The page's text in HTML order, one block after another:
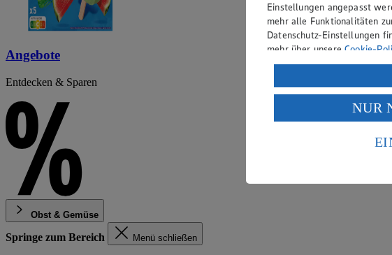
Angebote
Entdecken & Sparen
Obst & Gemüse
Springe zum Bereich Menü schließen
Einstellungen angepasst
mehr alle Funktionalitäten
Datenschutz-Einstellungen
mehr über unsereCookie-
Verarbeitung deiner
Wenn du auf „Aktivieren“
ein, dass deine Daten in
einem nach europäischen
Risiko eines Zugriffs durch
NUR